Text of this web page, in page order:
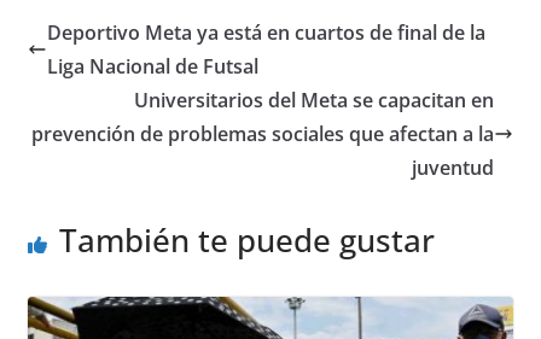
e
b
o
s
A
p
p
e
n
g
er
e
Deportivo Meta ya está en cuartos de final de la
Liga Nacional de Futsal
Universitarios del Meta se capacitan en
prevención de problemas sociales que afectan a la
juventud
También te puede gustar